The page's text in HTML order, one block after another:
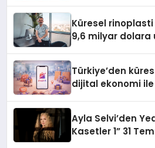
Küresel rinoplasti
9,6 milyar dolara
Türkiye’den
dijital ekonomi
Ayla Selvi’den
Kasetler 1” 31